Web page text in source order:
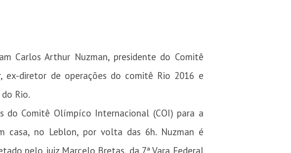
Carlos Arthur Nuzman, presidente do Comitê
ex-diretor de operações do comitê Rio 2016 e
Rio.
do Comitê Olímpíco Internacional (COI) para a
casa, no Leblon, por volta das 6h. Nuzman é